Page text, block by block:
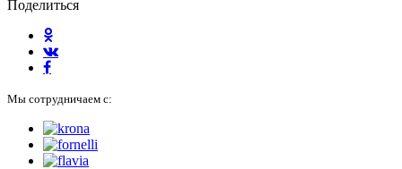
Поделиться
Мы сотрудничаем с: